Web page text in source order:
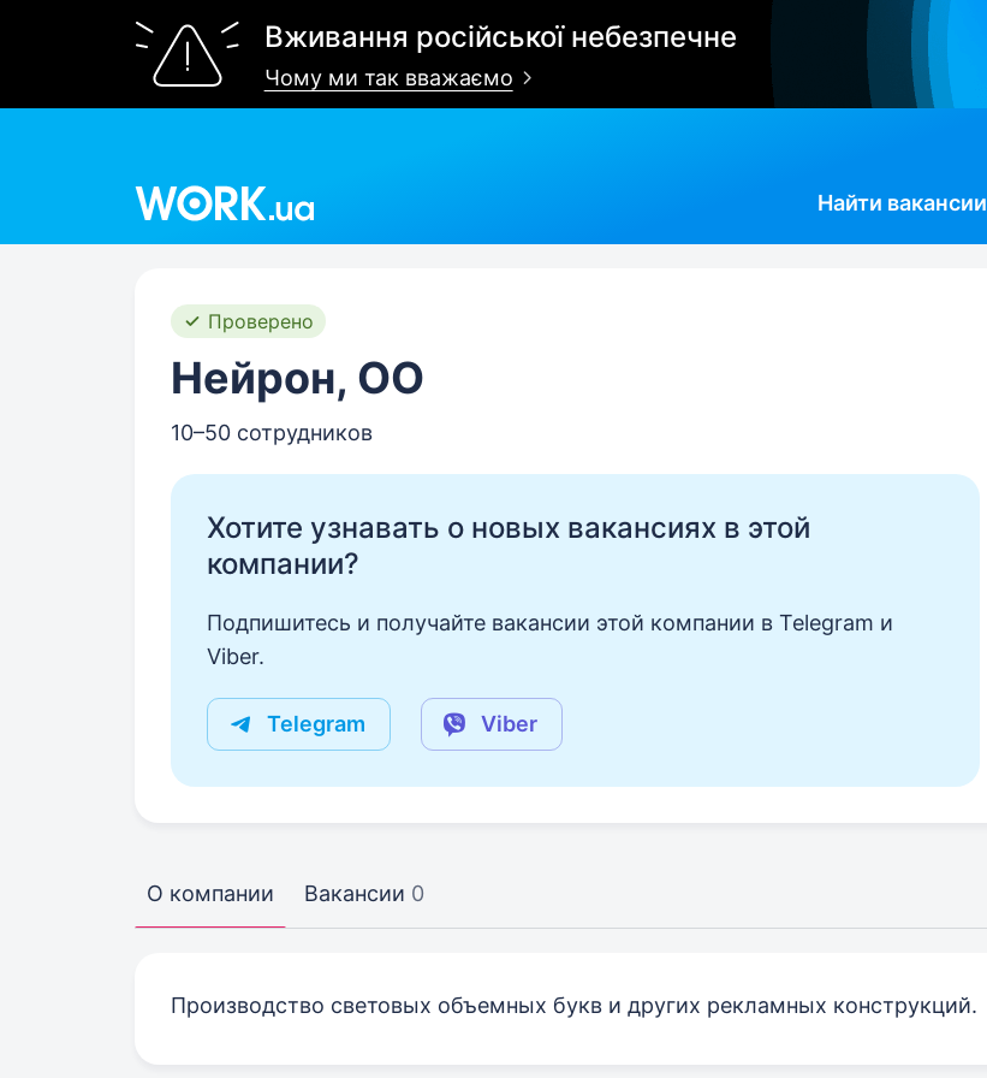
Вживання російської небезпечне
Чому ми так вважаємо
Найти вакансии
Проверено
Нейрон, ОО
10–50 сотрудников
Хотите узнавать о новых вакансиях в этой
компании?
Подпишитесь и получайте вакансии этой компании в Telegram и
Viber.
Telegram Viber
О компании Вакансии 0
Производство световых объемных букв и других рекламных конструкций.